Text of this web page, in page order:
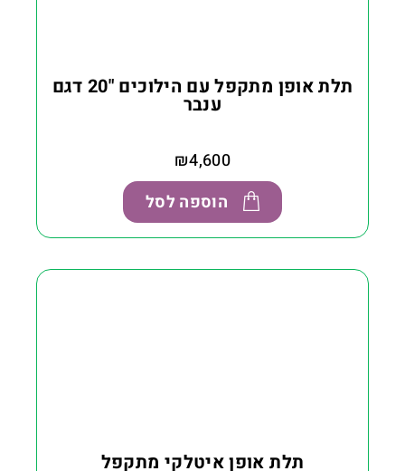
תלת אופן מתקפל עם הילוכים "20 דגם
ענבר
₪4,600
הוספה לסל
תלת אופן איטלקי מתקפל